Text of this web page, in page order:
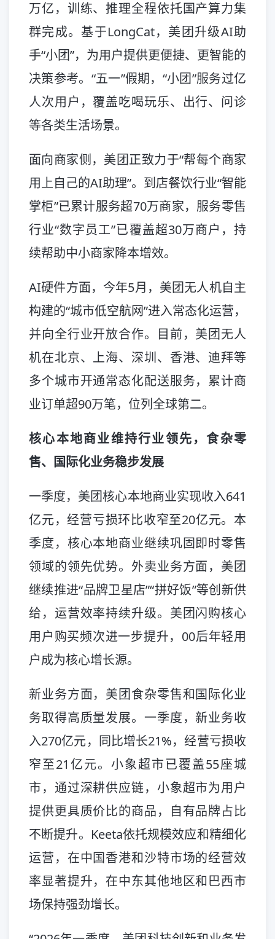
万亿，训练、推理全程依托国产算力集
群完成。基于LongCat，美团升级AI助
手“小团”，为用户提供更便捷、更智能的
决策参考。“五一”假期，“小团”服务过亿
人次用户，覆盖吃喝玩乐、出行、问诊
等各类生活场景。
面向商家侧，美团正致力于“帮每个商家
用上自己的AI助理”。到店餐饮行业“智能
掌柜”已累计服务超70万商家，服务零售
行业“数字员工”已覆盖超30万商户，持
续帮助中小商家降本增效。
AI硬件方面，今年5月，美团无人机自主
构建的“城市低空航网”进入常态化运营，
并向全行业开放合作。目前，美团无人
机在北京、上海、深圳、香港、迪拜等
多个城市开通常态化配送服务，累计商
业订单超90万笔，位列全球第二。
核心本地商业维持行业领先，食杂零
售、国际化业务稳步发展
一季度，美团核心本地商业实现收入641
亿元，经营亏损环比收窄至20亿元。本
季度，核心本地商业继续巩固即时零售
领域的领先优势。外卖业务方面，美团
继续推进“品牌卫星店”“拼好饭”等创新供
给，运营效率持续升级。美团闪购核心
用户购买频次进一步提升，00后年轻用
户成为核心增长源。
新业务方面，美团食杂零售和国际化业
务取得高质量发展。一季度，新业务收
入270亿元，同比增长21%，经营亏损收
窄至21亿元。小象超市已覆盖55座城
市，通过深耕供应链，小象超市为用户
提供更具质价比的商品，自有品牌占比
不断提升。Keeta依托规模效应和精细化
运营，在中国香港和沙特市场的经营效
率显著提升，在中东其他地区和巴西市
场保持强劲增长。